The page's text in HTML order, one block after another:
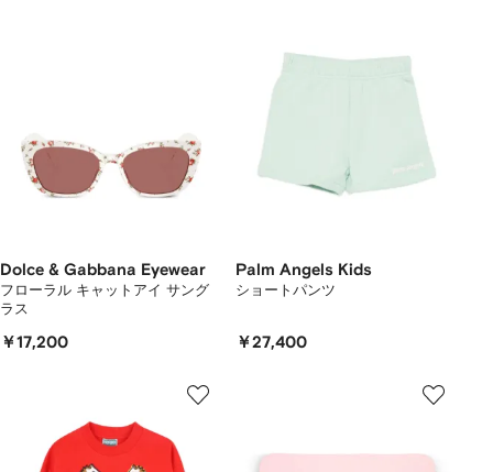
Dolce & Gabbana Eyewear
フローラル キャットアイ サング
ラス
￥17,200
Palm Angels Kids
ショートパンツ
￥27,400